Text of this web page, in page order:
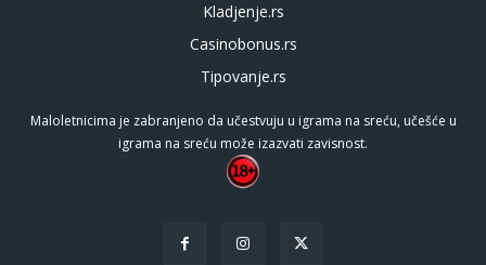
Kladjenje.rs
Casinobonus.rs
Tipovanje.rs
Maloletnicima je zabranjeno da učestvuju u igrama na sreću, učešće u
igrama na sreću može izazvati zavisnost.